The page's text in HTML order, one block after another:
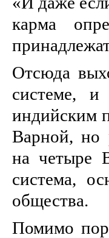
карма
Отсюда
системе,
индийским
Варной, но
на четыре
система,
общества.
Помимо